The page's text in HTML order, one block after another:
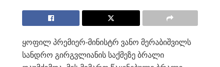
ყოფილ პრემიერ-მინისტრ ვანო მერაბიშვილს
სანდრო გირგვლიანის საქმეზე ბრალი